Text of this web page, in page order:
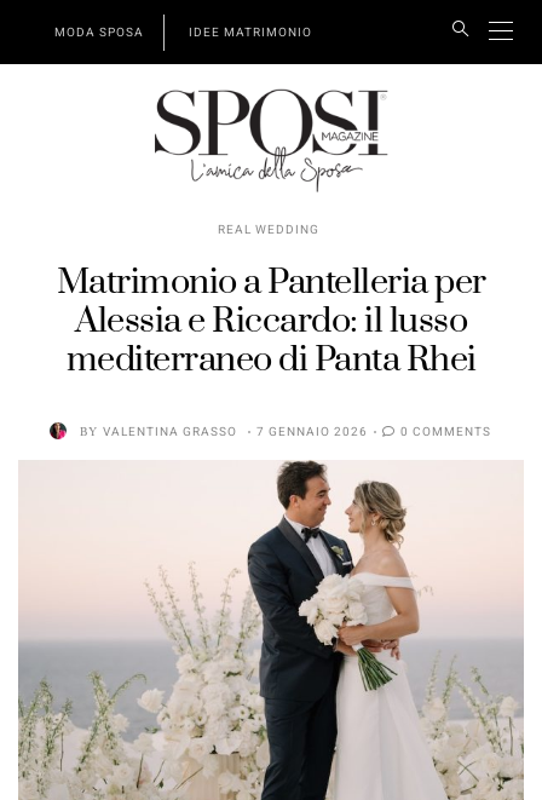
MODA SPOSA IDEE MATRIMONIO
REAL WEDDING
Matrimonio a Pantelleria per
Alessia e Riccardo: il lusso
mediterraneo di Panta Rhei
BY VALENTINA GRASSO 7 GENNAIO 2026 0 COMMENTS